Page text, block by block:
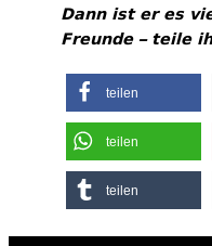
Dann ist er es
Freunde – teile
teilen
teilen
teilen